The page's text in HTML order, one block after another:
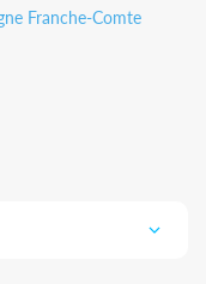
Franche-Comte